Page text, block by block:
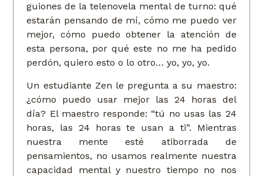
guiones de la telenovela mental de turno: qué
estarán pensando de mí, cómo me puedo ver
mejor, cómo puedo obtener la atención de
esta persona, por qué este no me ha pedido
perdón, quiero esto o lo otro… yo, yo, yo.
Un estudiante Zen le pregunta a su maestro:
¿cómo puedo usar mejor las 24 horas del
día? El maestro responde: “tú no usas las 24
horas, las 24 horas te usan a ti”. Mientras
nuestra mente esté atiborrada de
pensamientos, no usamos realmente nuestra
capacidad mental y nuestro tiempo no nos